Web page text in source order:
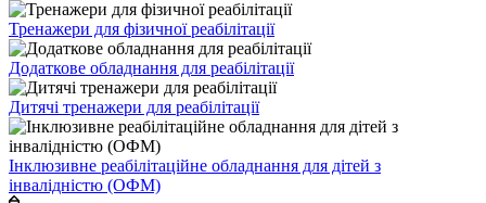
Тренажери для фізичної реабілітації
Додаткове обладнання для реабілітації
Дитячі тренажери для реабілітації
Інклюзивне реабілітаційне обладнання для дітей з
інвалідністю (ОФМ)